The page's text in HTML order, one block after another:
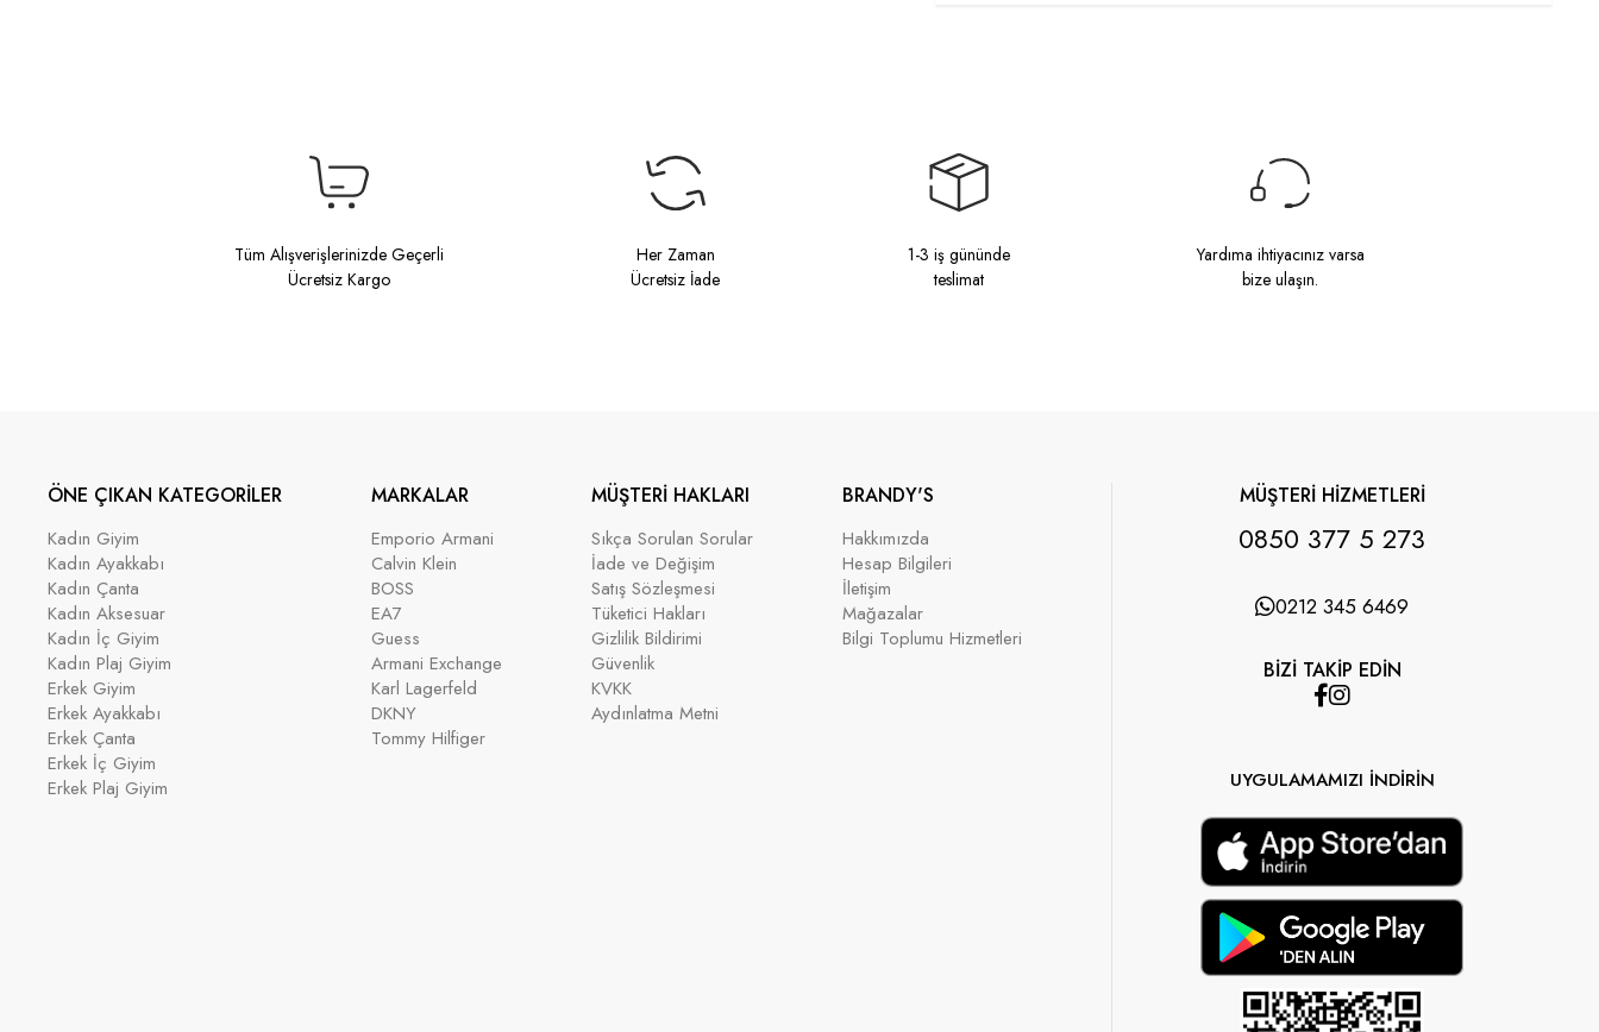
Tüm Alışverişlerinizde Geçerli
Ücretsiz Kargo
Her Zaman
Ücretsiz İade
1-3 iş gününde
teslimat
Yardıma ihtiyacınız varsa
bize ulaşın.
ÖNE ÇIKAN KATEGORİLER
Kadın Giyim
Kadın Ayakkabı
Kadın Çanta
Kadın Aksesuar
Kadın İç Giyim
Kadın Plaj Giyim
Erkek Giyim
Erkek Ayakkabı
Erkek Çanta
Erkek İç Giyim
Erkek Plaj Giyim
MARKALAR
Emporio Armani
Calvin Klein
BOSS
EA7
Guess
Armani Exchange
Karl Lagerfeld
DKNY
Tommy Hilfiger
MÜŞTERİ HAKLARI
Sıkça Sorulan Sorular
İade ve Değişim
Satış Sözleşmesi
Tüketici Hakları
Gizlilik Bildirimi
Güvenlik
KVKK
Aydınlatma Metni
BRANDY'S
Hakkımızda
Hesap Bilgileri
İletişim
Mağazalar
Bilgi Toplumu Hizmetleri
MÜŞTERİ HİZMETLERİ
0850 377 5 273
0212 345 6469
BİZİ TAKİP EDİN
UYGULAMAMIZI İNDİRİN